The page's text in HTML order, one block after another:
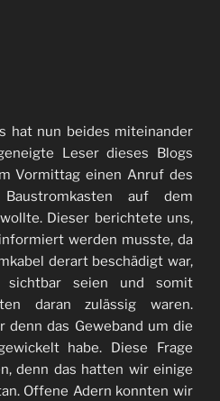
hat nun beides miteinander
Leser dieses Blogs
Vormittag einen Anruf des
auf dem
Dieser berichtete uns,
werden musste, da
derart beschädigt war,
sichtbar seien und somit
daran zulässig waren.
denn das Geweband um die
habe. Diese Frage
denn das hatten wir einige
Offene Adern konnten wir